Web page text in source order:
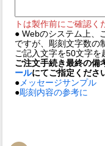
トは製作前にご確認く
● Webのシステム上、
ですが、彫刻文字数の
ご記入文字を50文字を
ご注文手続き最終の備
ールにてご指定くださ
● メッセージサンプル
●彫刻内容の参考に